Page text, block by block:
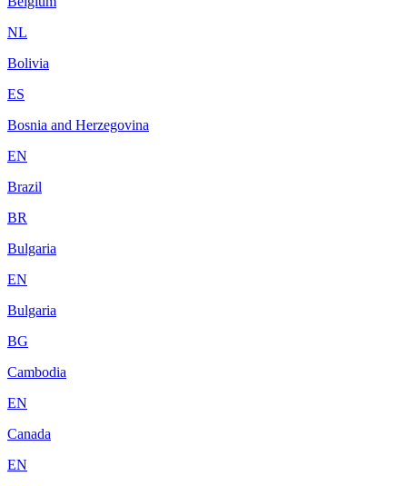
NL
Bolivia
ES
Bosnia and Herzegovina
EN
Brazil
BR
Bulgaria
EN
Bulgaria
BG
Cambodia
EN
Canada
EN